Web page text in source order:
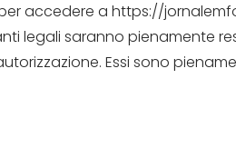
accedere a https://
legali saranno pienamente
Essi sono